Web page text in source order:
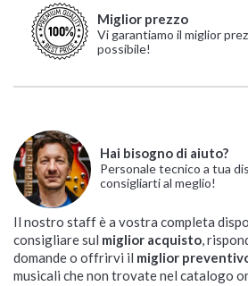
Miglior prezzo
Vi garantiamo il miglior
possibile!
Hai bisogno di aiuto?
Personale tecnico a tua
consigliarti al meglio!
Il nostro staff è a vostra completa
consigliare sul miglior acquisto,
domande o offrirvi il miglior
musicali che non trovate nel catalogo